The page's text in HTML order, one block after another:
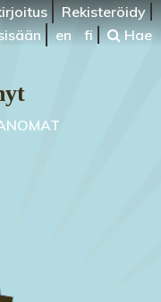
Rekisteröidy
en fi Hae